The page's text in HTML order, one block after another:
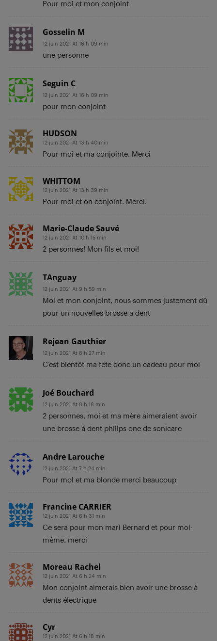
Pour moi et mon conjoint
Gosselin M
12 juin 2021 At 16 h 09 min
une personne
Seguin C
12 juin 2021 At 16 h 09 min
pour mon conjoint
HUDSON
12 juin 2021 At 13 h 40 min
Pour moi et ma conjointe. Merci
WHITTOM
12 juin 2021 At 13 h 39 min
Pour moi et on conjoint. Merci.
Marie-Claude Sauvé
12 juin 2021 At 10 h 15 min
2 personnes! Mon fils et moi!
TAnguay
12 juin 2021 At 9 h 59 min
Moi et mon conjoint, nous sommes justement dû
pour un nouvelles brosse a dent
Rejean Gauthier
12 juin 2021 At 8 h 27 min
C’est bientôt ma fête donc un cadeau pour moi
Joé Bouchard
12 juin 2021 At 8 h 18 min
2 personnes, moi et ma mère aimeraient avoir
une brosse à dent philips one de sonicare
Andre Larouche
12 juin 2021 At 7 h 24 min
Pour mol et ma blonde merci beaucoup
Francine CARRIER
12 juin 2021 At 6 h 31 min
Ce sera pour mon mari Bernard et pour moi-
même, merci
Moreau Rachel
12 juin 2021 At 6 h 24 min
Mon conjoint aimerais bien avoir une brosse à
dents électrique
Cyr
12 juin 2021 At 6 h 18 min